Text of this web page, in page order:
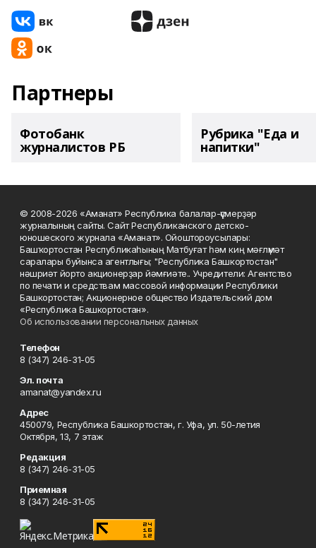
Партнеры
Фотобанк
журналистов РБ
Рубрика "Еда и
напитки"
© 2008-2026 «Аманат» Республика балалар-үҫмерҙәр
журналының сайты. Сайт Республиканского детско-
юношеского журнала «Аманат». Ойоштороусылары:
Башҡортостан Республикаһының Матбуғат һәм киң мәғлүмәт
саралары буйынса агентлығы; "Республика Башкортостан"
нәшриәт йорто акционерҙар йәмғиәте.. Учредители: Агентство
по печати и средствам массовой информации Республики
Башкортостан; Акционерное общество Издательский дом
«Республика Башкортостан».
Об использовании персональных данных
Телефон
8 (347) 246-31-05
Эл. почта
amanat@yandex.ru
Адрес
450079, Республика Башкортостан, г. Уфа, ул. 50-летия
Октября, 13, 7 этаж
Редакция
8 (347) 246-31-05
Приемная
8 (347) 246-31-05